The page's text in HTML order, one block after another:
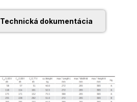
Technická dokumentácia